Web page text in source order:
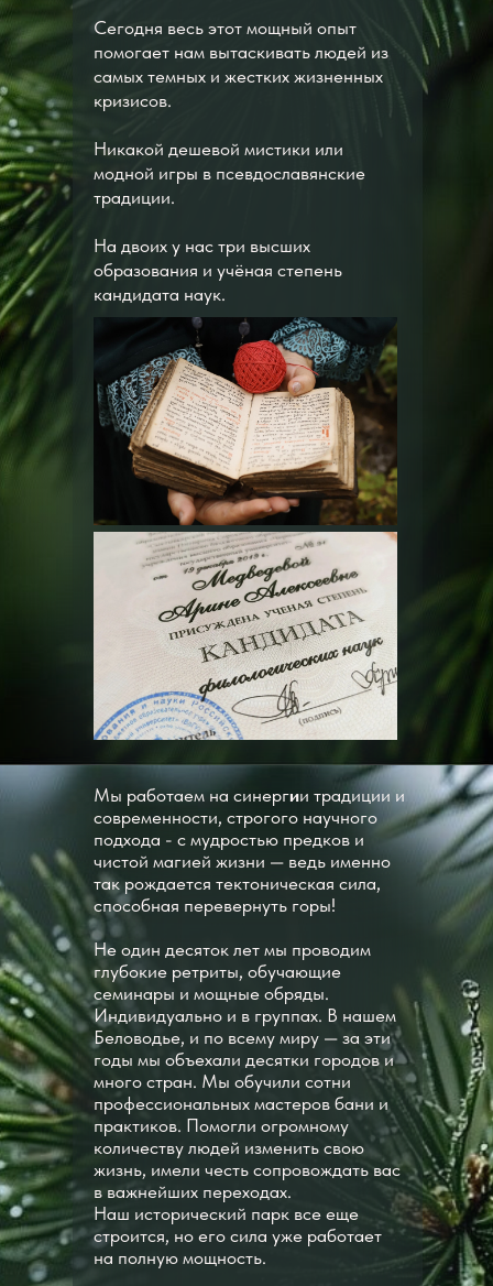
Сегодня весь этот мощный опыт
помогает нам вытаскивать людей из
самых темных и жестких жизненных
кризисов.
Никакой дешевой мистики или
модной игры в псевдославянские
традиции.
На двоих у нас три высших
образования и учёная степень
кандидата наук.
Мы работаем на синергии традиции и
современности, строгого научного
подхода - с мудростью предков и
чистой магией жизни — ведь именно
так рождается тектоническая сила,
способная перевернуть горы!
Не один десяток лет мы проводим
глубокие ретриты, обучающие
семинары и мощные обряды.
Индивидуально и в группах. В нашем
Беловодье, и по всему миру — за эти
годы мы объехали десятки городов и
много стран. Мы обучили сотни
профессиональных мастеров бани и
практиков. Помогли огромному
количеству людей изменить свою
жизнь, имели честь сопровождать вас
в важнейших переходах.
Наш исторический парк все еще
строится, но его сила уже работает
на полную мощность.